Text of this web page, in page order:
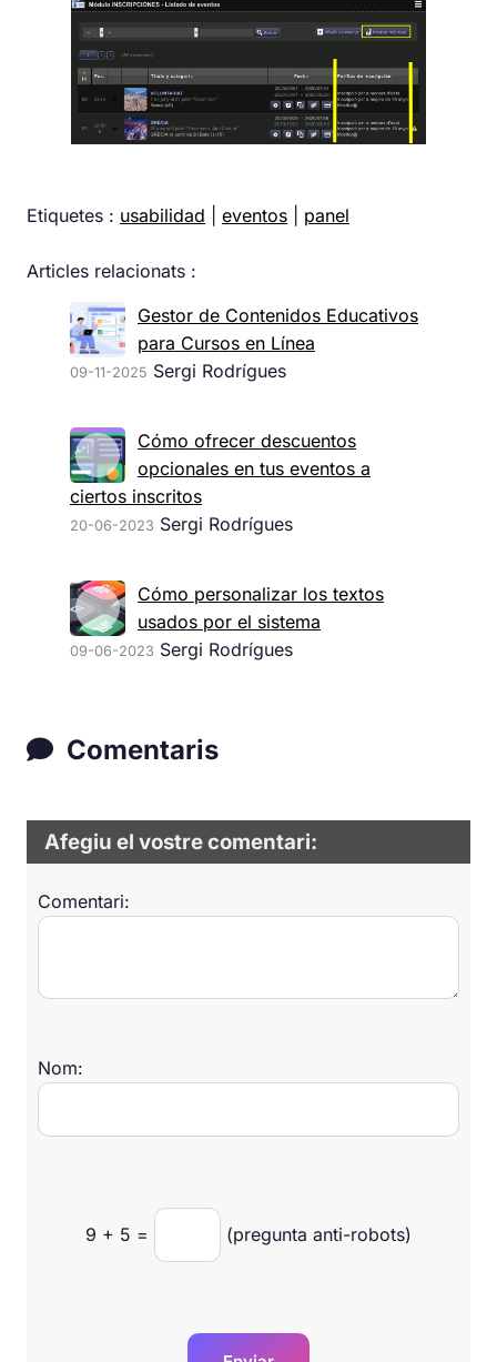
Etiquetes : usabilidad eventos panel
Articles relacionats :
Gestor de Contenidos Educativos
para Cursos en Línea
09-11-2025 Sergi Rodrígues
Cómo ofrecer descuentos
opcionales en tus eventos a
ciertos inscritos
20-06-2023 Sergi Rodrígues
Cómo personalizar los textos
usados por el sistema
09-06-2023 Sergi Rodrígues
Comentaris
Afegiu el vostre comentari:
Comentari:
Nom:
9 + 5 = (pregunta anti-robots)